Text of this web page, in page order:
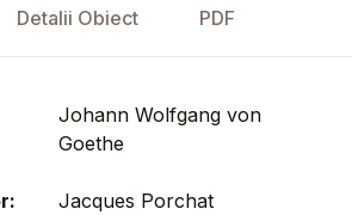
Detalii Obiect PDF
Johann Wolfgang von
Goethe
Jacques Porchat